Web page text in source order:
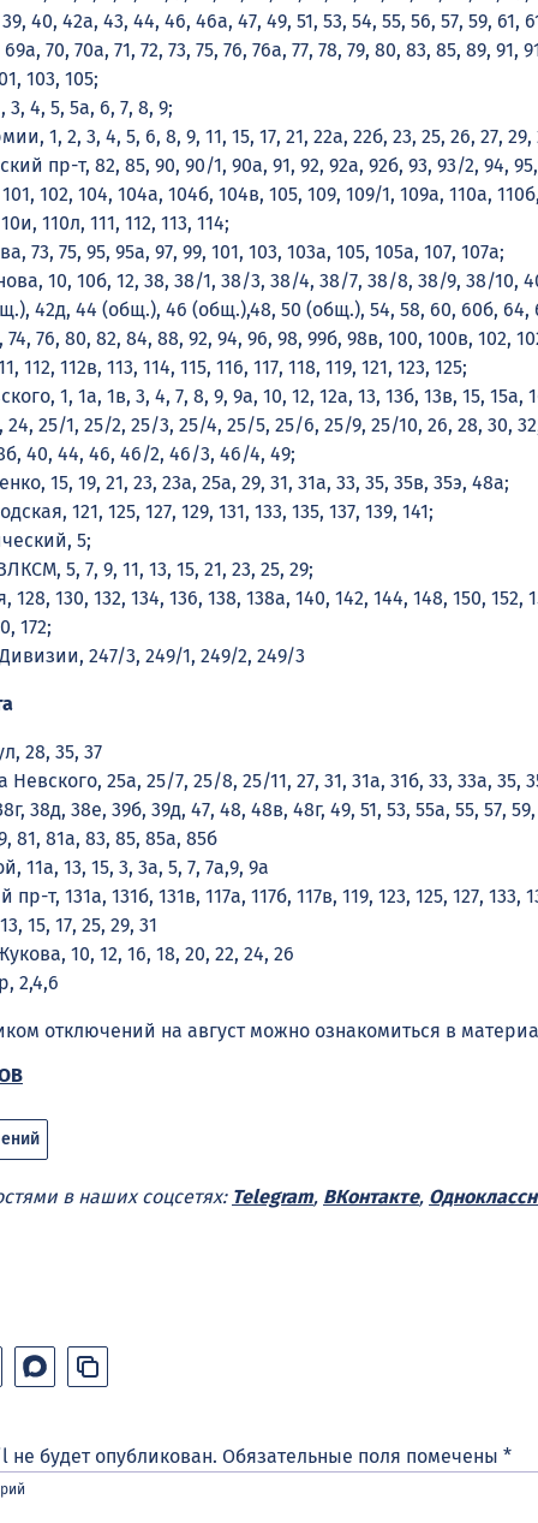
40, 42а, 43, 44, 46, 46а, 47, 49, 51, 53, 54, 55, 56, 57, 59, 61,
70, 70а, 71, 72, 73, 75, 76, 76а, 77, 78, 79, 80, 83, 85, 89, 91,
103, 105;
4, 5, 5а, 6, 7, 8, 9;
1, 2, 3, 4, 5, 6, 8, 9, 11, 15, 17, 21, 22а, 22б, 23, 25, 26, 27, 29,
пр-т, 82, 85, 90, 90/1, 90а, 91, 92, 92а, 92б, 93, 93/2, 94,
102, 104, 104а, 104б, 104в, 105, 109, 109/1, 109а, 110а,
110л, 111, 112, 113, 114;
73, 75, 95, 95а, 97, 99, 101, 103, 103а, 105, 105а, 107, 107а;
10, 10б, 12, 38, 38/1, 38/3, 38/4, 38/7, 38/8, 38/9, 38/10,
42д, 44 (общ.), 46 (общ.),48, 50 (общ.), 54, 58, 60, 60б, 64,
74, 76, 80, 82, 84, 88, 92, 94, 96, 98, 99б, 98в, 100, 100в, 102,
112, 112в, 113, 114, 115, 116, 117, 118, 119, 121, 123, 125;
1, 1а, 1в, 3, 4, 7, 8, 9, 9а, 10, 12, 12а, 13, 13б, 13в, 15, 15а,
24, 25/1, 25/2, 25/3, 25/4, 25/5, 25/6, 25/9, 25/10, 26, 28, 30,
40, 44, 46, 46/2, 46/3, 46/4, 49;
15, 19, 21, 23, 23а, 25а, 29, 31, 31а, 33, 35, 35в, 35э, 48а;
121, 125, 127, 129, 131, 133, 135, 137, 139, 141;
5;
5, 7, 9, 11, 13, 15, 21, 23, 25, 29;
128, 130, 132, 134, 136, 138, 138а, 140, 142, 144, 148, 150, 152,
172;
247/3, 249/1, 249/2, 249/3
28, 35, 37
25а, 25/7, 25/8, 25/11, 27, 31, 31а, 31б, 33, 33а, 35,
38д, 38е, 39б, 39д, 47, 48, 48в, 48г, 49, 51, 53, 55а, 55, 57,
81, 81а, 83, 85, 85а, 85б
11а, 13, 15, 3, 3а, 5, 7, 7а,9, 9а
т, 131а, 131б, 131в, 117а, 117б, 117в, 119, 123, 125, 127, 133,
15, 17, 25, 29, 31
10, 12, 16, 18, 20, 22, 24, 26
2,4,6
отключений на август можно ознакомиться в
в наших соцсетях: Telegram, ВКонтакте,
будет опубликован. Обязательные поля помечены *